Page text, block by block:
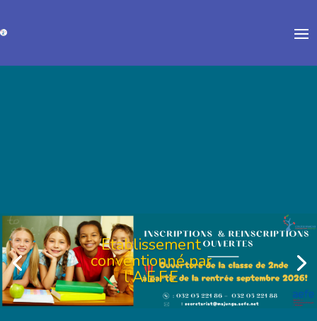
Etablissement
conventionné par
l'A.E.F.E